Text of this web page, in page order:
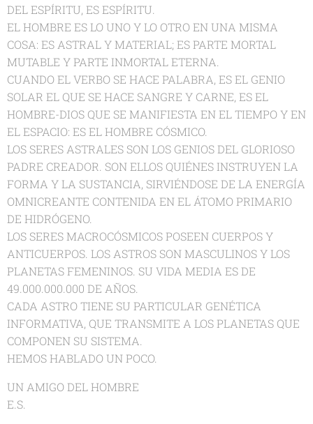
DEL ESPÍRITU, ES ESPÍRITU.
EL HOMBRE ES LO UNO Y LO OTRO EN UNA MISMA
COSA: ES ASTRAL Y MATERIAL; ES PARTE MORTAL
MUTABLE Y PARTE INMORTAL ETERNA.
CUANDO EL VERBO SE HACE PALABRA, ES EL GENIO
SOLAR EL QUE SE HACE SANGRE Y CARNE, ES EL
HOMBRE-DIOS QUE SE MANIFIESTA EN EL TIEMPO Y EN
EL ESPACIO: ES EL HOMBRE CÓSMICO.
LOS SERES ASTRALES SON LOS GENIOS DEL GLORIOSO
PADRE CREADOR. SON ELLOS QUIÉNES INSTRUYEN LA
FORMA Y LA SUSTANCIA, SIRVIÉNDOSE DE LA ENERGÍA
OMNICREANTE CONTENIDA EN EL ÁTOMO PRIMARIO
DE HIDRÓGENO.
LOS SERES MACROCÓSMICOS POSEEN CUERPOS Y
ANTICUERPOS. LOS ASTROS SON MASCULINOS Y LOS
PLANETAS FEMENINOS. SU VIDA MEDIA ES DE
49.000.000.000 DE AÑOS.
CADA ASTRO TIENE SU PARTICULAR GENÉTICA
INFORMATIVA, QUE TRANSMITE A LOS PLANETAS QUE
COMPONEN SU SISTEMA.
HEMOS HABLADO UN POCO.
UN AMIGO DEL HOMBRE
E.S.